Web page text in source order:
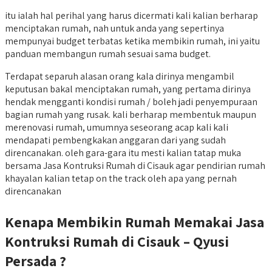
itu ialah hal perihal yang harus dicermati kali kalian berharap
menciptakan rumah, nah untuk anda yang sepertinya
mempunyai budget terbatas ketika membikin rumah, ini yaitu
panduan membangun rumah sesuai sama budget.
Terdapat separuh alasan orang kala dirinya mengambil
keputusan bakal menciptakan rumah, yang pertama dirinya
hendak mengganti kondisi rumah / boleh jadi penyempuraan
bagian rumah yang rusak. kali berharap membentuk maupun
merenovasi rumah, umumnya seseorang acap kali kali
mendapati pembengkakan anggaran dari yang sudah
direncanakan. oleh gara-gara itu mesti kalian tatap muka
bersama Jasa Kontruksi Rumah di Cisauk agar pendirian rumah
khayalan kalian tetap on the track oleh apa yang pernah
direncanakan
Kenapa Membikin Rumah Memakai Jasa
Kontruksi Rumah di Cisauk – Qyusi
Persada ?